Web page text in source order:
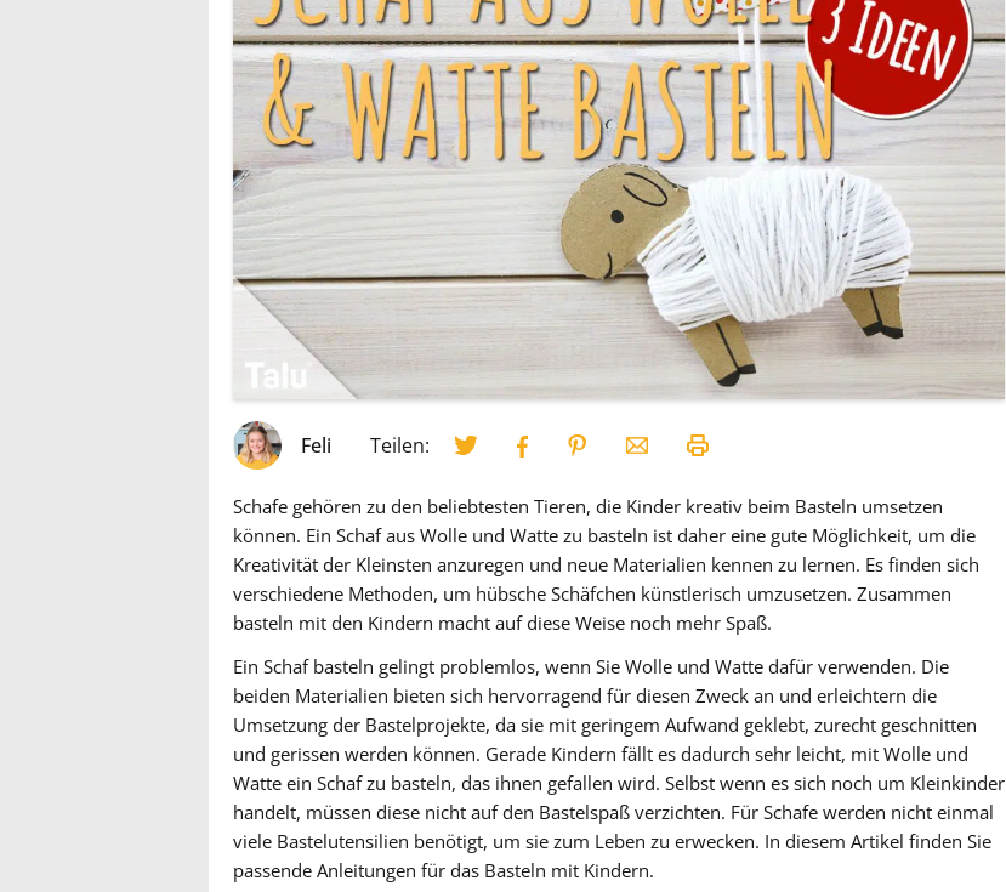
Feli Teilen:
Schafe gehören zu den beliebtesten Tieren, die Kinder kreativ beim Basteln umsetzen
können. Ein Schaf aus Wolle und Watte zu basteln ist daher eine gute Möglichkeit, um die
Kreativität der Kleinsten anzuregen und neue Materialien kennen zu lernen. Es finden sich
verschiedene Methoden, um hübsche Schäfchen künstlerisch umzusetzen. Zusammen
basteln mit den Kindern macht auf diese Weise noch mehr Spaß.
Ein Schaf basteln gelingt problemlos, wenn Sie Wolle und Watte dafür verwenden. Die
beiden Materialien bieten sich hervorragend für diesen Zweck an und erleichtern die
Umsetzung der Bastelprojekte, da sie mit geringem Aufwand geklebt, zurecht geschnitten
und gerissen werden können. Gerade Kindern fällt es dadurch sehr leicht, mit Wolle und
Watte ein Schaf zu basteln, das ihnen gefallen wird. Selbst wenn es sich noch um Kleinkinder
handelt, müssen diese nicht auf den Bastelspaß verzichten. Für Schafe werden nicht einmal
viele Bastelutensilien benötigt, um sie zum Leben zu erwecken. In diesem Artikel finden Sie
passende Anleitungen für das Basteln mit Kindern.